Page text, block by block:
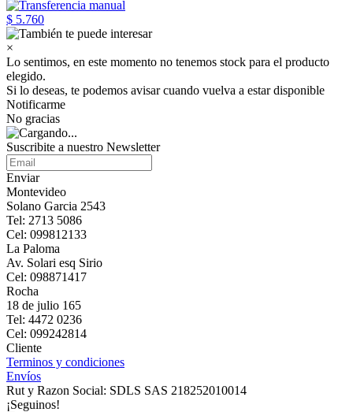
$ 5.760
×
Lo sentimos, en este momento no tenemos stock para el producto
elegido.
Si lo deseas, te podemos avisar cuando vuelva a estar disponible
Notificarme
No gracias
Suscribite a nuestro Newsletter
Enviar
Montevideo
Solano Garcia 2543
Tel: 2713 5086
Cel: 099812133
La Paloma
Av. Solari esq Sirio
Cel: 098871417
Rocha
18 de julio 165
Tel: 4472 0236
Cel: 099242814
Cliente
Terminos y condiciones
Envíos
Rut y Razon Social: SDLS SAS 218252010014
¡Seguinos!